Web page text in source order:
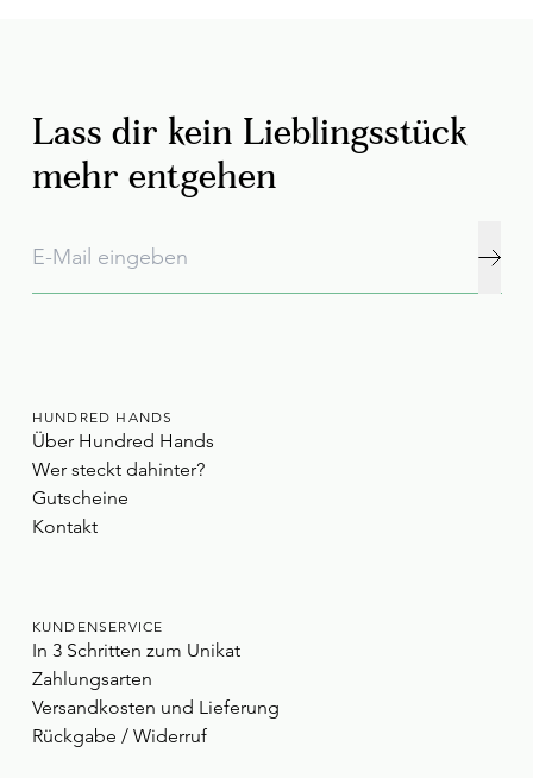
HUNDRED HANDS
Über Hundred Hands
Wer steckt dahinter?
Gutscheine
Kontakt
KUNDENSERVICE
In 3 Schritten zum Unikat
Zahlungsarten
Versandkosten und Lieferung
Rückgabe / Widerruf
Lass dir kein Lieblingsstück
mehr entgehen